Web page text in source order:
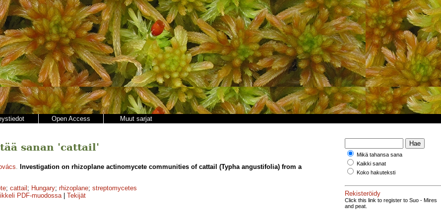
Open Access Muut sarjat
sanan 'cattail'
. Investigation on rhizoplane actinomycete communities of cattail (Typha angustifolia) from a
; cattail ; Hungary; rhizoplane; streptomycetes
PDF-muodossa| Tekijät
Mikä tahansa sana
Kaikki sanat
Koko hakuteksti
Rekisteröidy
Click this link to register to Suo - Mires
and peat.